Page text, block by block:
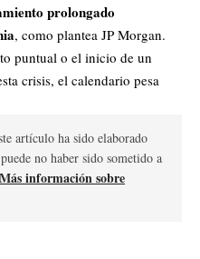
prolongado
, como plantea JP Morgan.
puntual o el inicio de un
crisis, el calendario pesa
artículo ha sido elaborado
no haber sido sometido a
Más información sobre